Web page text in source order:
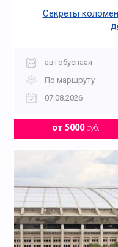
Секреты
автобуснаая
По маршруту
07.08.2026
от 5000руб.